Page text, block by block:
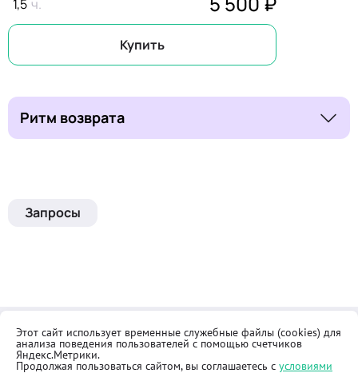
1,5
Купить
Ритм возврата
Запросы
Контакты
Общественная приёмная
Реквизиты
Правила продажи товаров
Этот сайт использует временные служебные файлы (cookies) для
анализа поведения пользователей с помощью счетчиков
Яндекс.Метрики.
Продолжая пользоваться сайтом, вы соглашаетесь с условиями